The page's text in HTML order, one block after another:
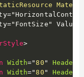
"FontSize" Value=
>
Width="80 " Header
Width="80 " Header